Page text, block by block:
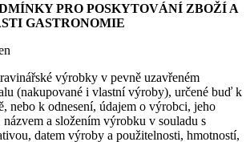
PRO POSKYTOVÁNÍ ZBOŽÍ A
GASTRONOMIE
výrobky v pevně uzavřeném
(nakupované i vlastní výroby), určené buď k
nebo k odnesení, údajem o výrobci, jeho
názvem a složením výrobku v souladu s
datem výroby a použitelnosti, hmotností,